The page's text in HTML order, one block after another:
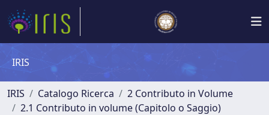
IRIS
IRIS Catalogo Ricerca
2 Contributo in Volume
2.1 Contributo in volume (Capitolo o Saggio)